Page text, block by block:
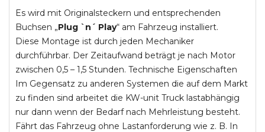
Es wird mit Originalsteckern und entsprechenden
Buchsen „Plug `n´ Play“ am Fahrzeug installiert.
Diese Montage ist durch jeden Mechaniker
durchführbar. Der Zeitaufwand beträgt je nach Motor
zwischen 0,5 – 1,5 Stunden. Technische Eigenschaften
Im Gegensatz zu anderen Systemen die auf dem Markt
zu finden sind arbeitet die KW-unit Truck lastabhängig
nur dann wenn der Bedarf nach Mehrleistung besteht.
Fährt das Fahrzeug ohne Lastanforderung wie z. B. In